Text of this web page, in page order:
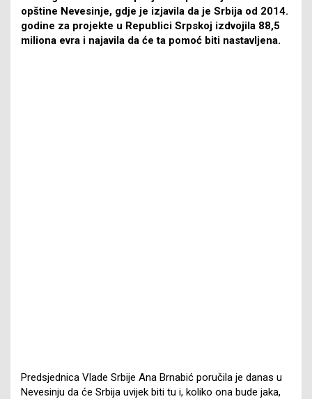
opštine Nevesinje, gdje je izjavila da je Srbija od 2014.
godine za projekte u Republici Srpskoj izdvojila 88,5
miliona evra i najavila da će ta pomoć biti nastavljena.
Predsjednica Vlade Srbije Ana Brnabić poručila je danas u
Nevesinju da će Srbija uvijek biti tu i, koliko ona bude jaka,